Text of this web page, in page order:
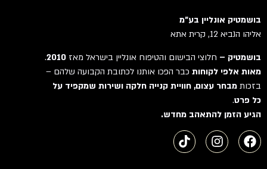
בושמטיק אונליין בע"מ
אליהו הנביא 12, קרית אתא
בושמטיק –חלוצי הבישום והטיפוח אונליין בישראל מאז2010
.
מאות אלפי לקוחותכבר הפכו אותנו לכתובת הקבועה שלהם –
בזכותמבחר עצום, חוויית קנייה חלקה ושירות שמקפיד על
כל פרט.
הגיע הזמן להתאהב מחדש.